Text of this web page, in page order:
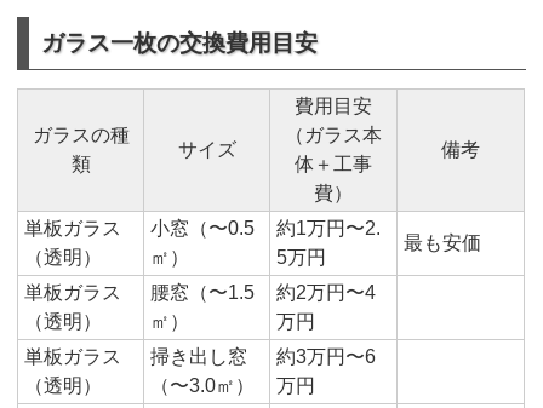
ガラス一枚の交換費用目安
ガラスの種
類
サイズ
費用目安
（ガラス本
体＋工事
費）
備考
単板ガラス
（透明）
小窓（〜0.5
㎡）
約1万円〜2.
5万円
最も安価
単板ガラス
（透明）
腰窓（〜1.5
㎡）
約2万円〜4
万円
単板ガラス
（透明）
掃き出し窓
（〜3.0㎡）
約3万円〜6
万円